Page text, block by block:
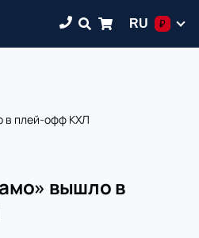
RU ₽
в плей-офф КХЛ
вышло в